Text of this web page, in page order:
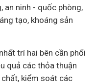
an ninh - quốc phòng,
tạo, khoáng sản
trí hai bên cần phối
quả các thỏa thuận
kiểm soát các